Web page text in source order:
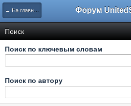
← На главную
Поиск
Поиск по ключевым словам
Поиск по автору